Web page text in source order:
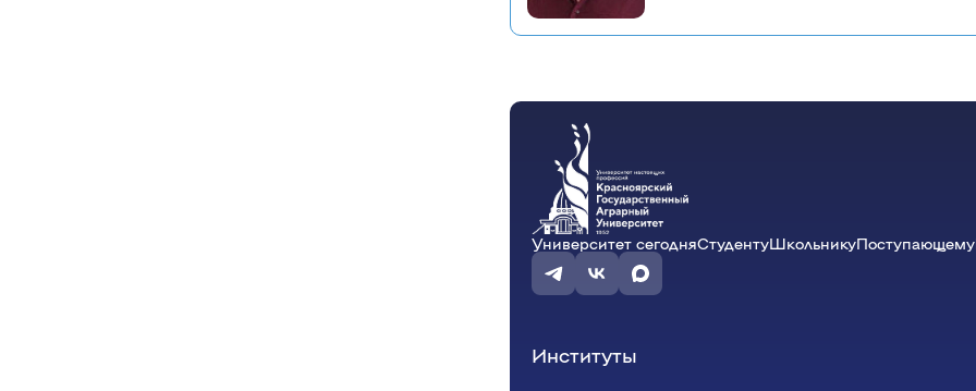
Университет сегодняСтудентуШкольникуПоступающему
Институты